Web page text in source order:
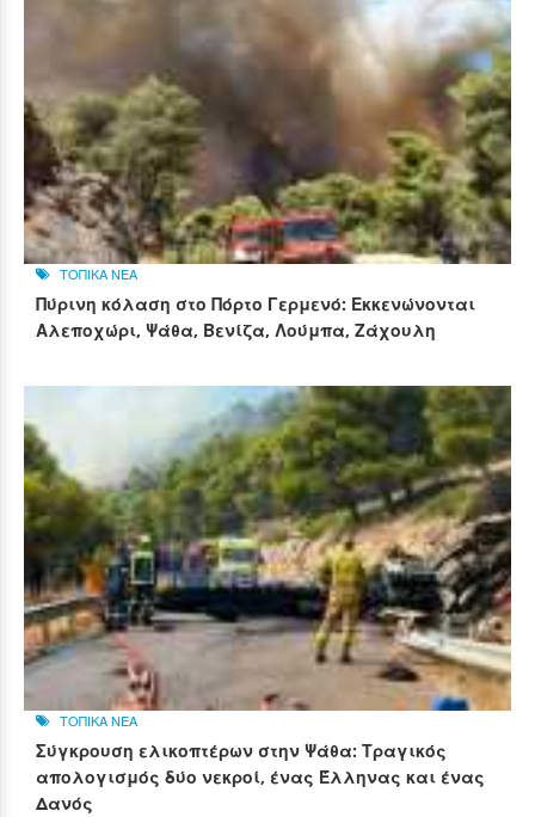
ΤΟΠΙΚΑ ΝΕΑ
Πύρινη κόλαση στο Πόρτο Γερμενό: Εκκενώνονται
Αλεποχώρι, Ψάθα, Βενίζα, Λούμπα, Ζάχουλη
ΤΟΠΙΚΑ ΝΕΑ
Σύγκρουση ελικοπτέρων στην Ψάθα: Τραγικός
απολογισμός δύο νεκροί, ένας Έλληνας και ένας
Δανός